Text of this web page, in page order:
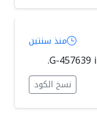
منذ سنتين
G-457639
نسخ الكود